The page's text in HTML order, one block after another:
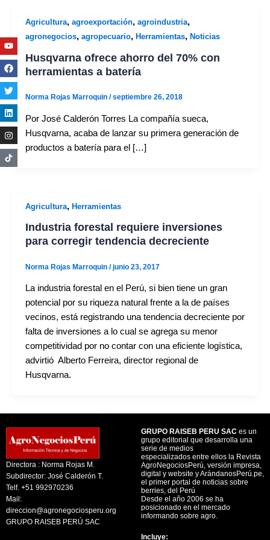
Agricultura, agroexportación, agroindustria,
agronegocios, agropecuario, Herramientas, Noticias
Husqvarna ofrece ahorro del 70% con
herramientas a batería
Norma Rojas Marroquin /septiembre 26, 2018
Por José Calderón Torres La compañía sueca,
Husqvarna, acaba de lanzar su primera generación de
productos a batería para el […]
Agricultura, Herramientas
Industria forestal requiere inversiones
para corregir tendencia decreciente
Norma Rojas Marroquin /junio 23, 2017
La industria forestal en el Perú, si bien tiene un gran
potencial por su riqueza natural frente a la de países
vecinos, está registrando una tendencia decreciente por
falta de inversiones a lo cual se agrega su menor
competitividad por no contar con una eficiente logística,
advirtió Alberto Ferreira, director regional de
Husqvarna.
Directora : Norma Rojas M.
Subdirector: José Calderón T.
Telf. +51 992970236
Mail:
direccion@agronegociosperu.org
GRUPO RAISEB PERÚ SAC
GRUPO RAISEB PERU SAC es un
grupo editorial que desarrolla una
serie de medios
especializados entre ellos la Revista
AgroNegociosPerú, versión impresa,
digital y website y ArándanosPerú.pe,
el primer portal de noticias sobre
berries, del Perú
Desde el año 2006 se ha
posicionado en el mercado
informando sobre agro.
Incluye:
Youtube
Facebook
Twitter
Linkedin
Instagram